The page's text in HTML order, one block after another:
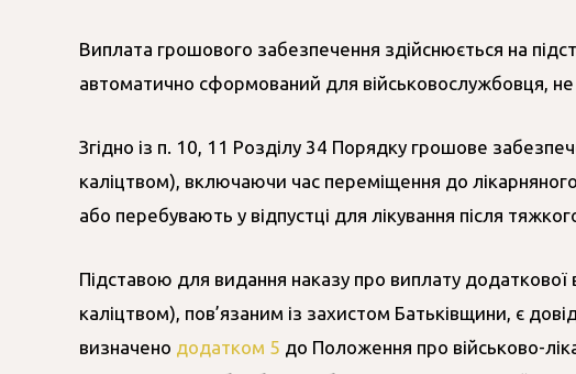
Виплата грошового забезпечення здійснюється на
автоматично сформований для військовослужбовця,
Згідно із п. 10, 11 Розділу 34 Порядку грошове
каліцтвом), включаючи час переміщення до
або перебувають у відпустці для лікування після
Підставою для видання наказу про виплату
каліцтвом), пов’язаним із захистом Батьківщини, є
визначено додатком 5 до Положення про військово-